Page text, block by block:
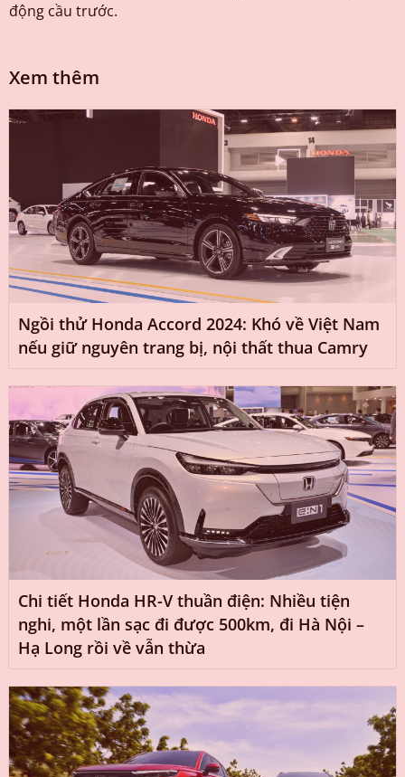
động cầu trước.
Xem thêm
Ngồi thử Honda Accord 2024: Khó về Việt Nam
nếu giữ nguyên trang bị, nội thất thua Camry
Chi tiết Honda HR-V thuần điện: Nhiều tiện
nghi, một lần sạc đi được 500km, đi Hà Nội –
Hạ Long rồi về vẫn thừa